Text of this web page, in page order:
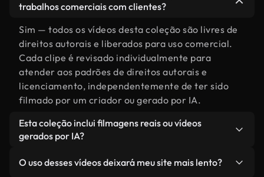
trabalhos comerciais com clientes?
Sim — todos os vídeos desta coleção são livres de
direitos autorais e liberados para uso comercial.
Cada clipe é revisado individualmente para
atender aos padrões de direitos autorais e
licenciamento, independentemente de ter sido
filmado por um criador ou gerado por IA.
Esta coleção inclui filmagens reais ou vídeos
gerados por IA?
por filmagens reais, feitas por humanos,
O uso desses vídeos deixará meu site mais lento?